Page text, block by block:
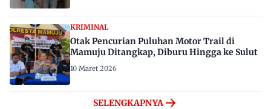
KRIMINAL
Otak Pencurian Puluhan Motor Trail di
Mamuju Ditangkap, Diburu Hingga ke Sulut
10 Maret 2026
SELENGKAPNYA